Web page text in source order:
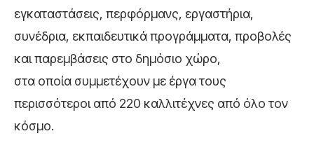
εγκαταστάσεις, περφόρμανς, εργαστήρια,
συνέδρια, εκπαιδευτικά προγράμματα, προβολές
και παρεμβάσεις στο δημόσιο χώρο,
στα οποία συμμετέχουν με έργα τους
περισσότεροι από 220 καλλιτέχνες από όλο τον
κόσμο.